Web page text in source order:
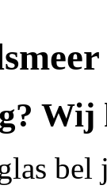
Wij